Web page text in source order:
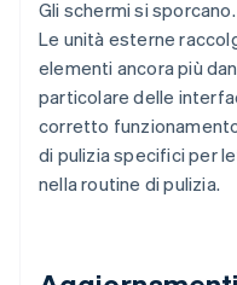
Gli schermi si
Le unità esterne
elementi ancora più
particolare delle
corretto
di pulizia specifici per
nella routine di pulizia.